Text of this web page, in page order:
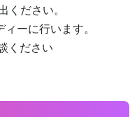
ださい。
ーに行います。
ください